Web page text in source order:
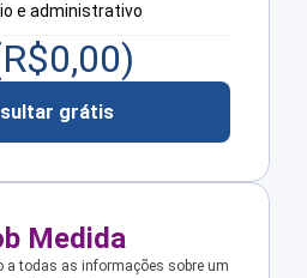
e administrativo
0,00)
grátis
Medida
a todas as informações sobre um